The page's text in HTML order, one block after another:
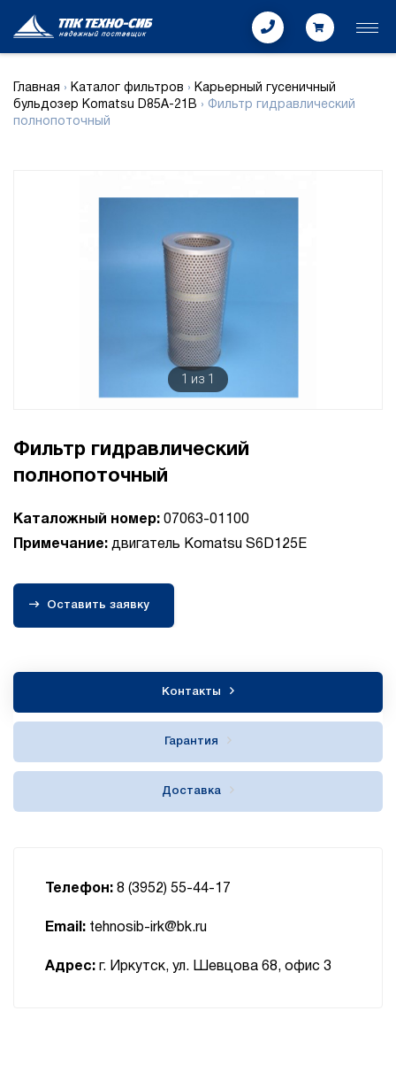
Главная › Каталог фильтров › Карьерный гусеничный
бульдозер Komatsu D85A-21B › Фильтр гидравлический
полнопоточный
1 из 1
Фильтр гидравлический
полнопоточный
Каталожный номер: 07063-01100
Примечание: двигатель Komatsu S6D125E
Оставить заявку
Контакты
Гарантия
Доставка
Телефон: 8 (3952) 55-44-17
Email: tehnosib-irk@bk.ru
Адрес: г. Иркутск, ул. Шевцова 68, офис 3